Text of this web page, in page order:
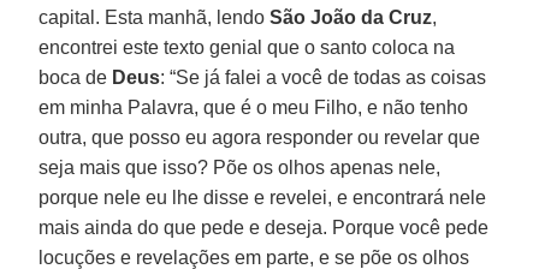
capital. Esta manhã, lendoSão João da Cruz,
encontrei este texto genial que o santo coloca na
boca de Deus: “Se já falei a você de todas as coisas
em minha Palavra, que é o meu Filho, e não tenho
outra, que posso eu agora responder ou revelar que
seja mais que isso? Põe os olhos apenas nele,
porque nele eu lhe disse e revelei, e encontrará nele
mais ainda do que pede e deseja. Porque você pede
locuções e revelações em parte, e se põe os olhos